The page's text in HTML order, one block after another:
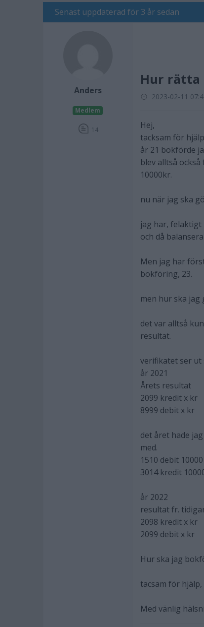
Senast uppdaterad för 3 år sedan
Anders
Medlem
14
Hur rätta
2023-02-11
Hej,
tacksam för
år 21 bokförde
blev alltså
10000kr.
nu när jag ska
jag har,
och då
Men jag har
bokföring, 23.
men hur ska jag
det var alltså
resultat.
verifikatet ser ut
år 2021
Årets resultat
2099 kredit x kr
8999 debit x kr
det året hade
med.
1510 debit
3014 kredit
år 2022
resultat fr.
2098 kredit x kr
2099 debit x kr
Hur ska jag
tacsam för
Med vänlig